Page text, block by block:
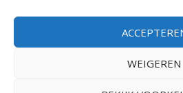
WEIGEREN